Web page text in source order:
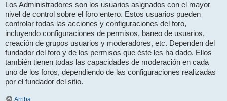
Los Administradores son los usuarios asignados con el mayor
nivel de control sobre el foro entero. Estos usuarios pueden
controlar todas las acciones y configuraciones del foro,
incluyendo configuraciones de permisos, baneo de usuarios,
creación de grupos usuarios y moderadores, etc. Dependen del
fundador del foro y de los permisos que éste les ha dado. Ellos
también tienen todas las capacidades de moderación en cada
uno de los foros, dependiendo de las configuraciones realizadas
por el fundador del sitio.